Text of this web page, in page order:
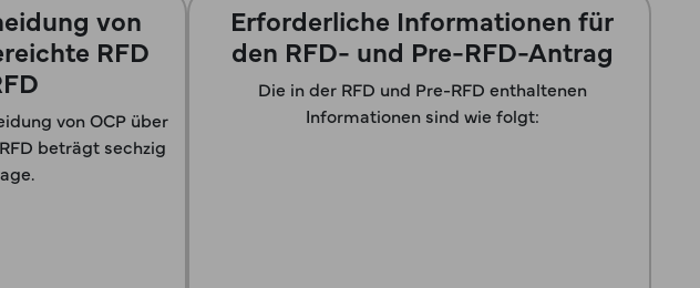
von
RFD
von OCP über
beträgt sechzig
Erforderliche Informationen für
den RFD- und Pre-RFD-Antrag
Die in der RFD und Pre-RFD enthaltenen
Informationen sind wie folgt: